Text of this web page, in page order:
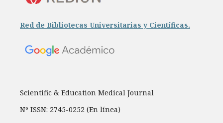
Red de Bibliotecas Universitarias y Científicas.
Scientific & Education Medical Journal
Nº ISSN: 2745-0252 (En línea)